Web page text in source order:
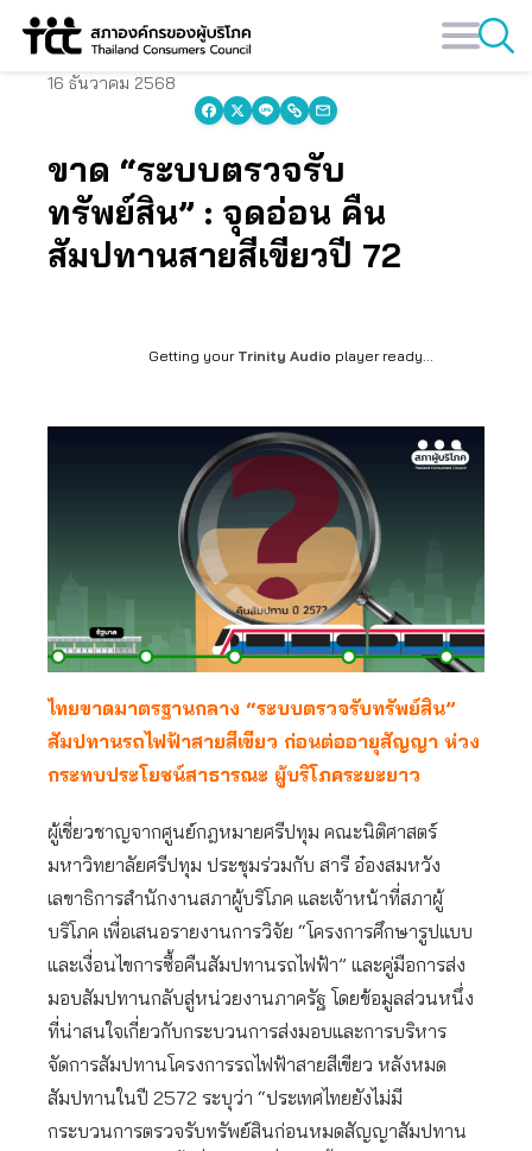
Skip
16 ธันวาคม 2568
ขาด “ระบบตรวจรับ
ทรัพย์สิน” : จุดอ่อน คืน
สัมปทานสายสีเขียวปี 72
Getting your Trinity Audio player ready...
ไทยขาดมาตรฐานกลาง “ระบบตรวจรับทรัพย์สิน”
สัมปทานรถไฟฟ้าสายสีเขียว ก่อนต่ออายุสัญญา ห่วง
กระทบประโยชน์สาธารณะ ผู้บริโภคระยะยาว
ผู้เชี่ยวชาญจากศูนย์กฎหมายศรีปทุม คณะนิติศาสตร์
มหาวิทยาลัยศรีปทุม ประชุมร่วมกับ สารี อ๋องสมหวัง
เลขาธิการสำนักงานสภาผู้บริโภค และเจ้าหน้าที่สภาผู้
บริโภค เพื่อเสนอรายงานการวิจัย “โครงการศึกษารูปแบบ
และเงื่อนไขการซื้อคืนสัมปทานรถไฟฟ้า” และคู่มือการส่ง
มอบสัมปทานกลับสู่หน่วยงานภาครัฐ โดยข้อมูลส่วนหนึ่ง
ที่น่าสนใจเกี่ยวกับกระบวนการส่งมอบและการบริหาร
จัดการสัมปทานโครงการรถไฟฟ้าสายสีเขียว หลังหมด
สัมปทานในปี 2572 ระบุว่า “ประเทศไทยยังไม่มี
กระบวนการตรวจรับทรัพย์สินก่อนหมดสัญญาสัมปทาน